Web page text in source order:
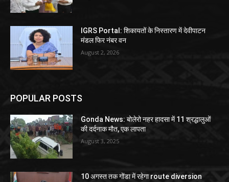
IGRS Portal: शिकायतों के निस्तारण में देवीपाटन
मंडल फिर नंबर वन
August 2, 2026
POPULAR POSTS
Gonda News: बोलेरो नहर हादसा में 11 श्रद्धालुओं
की दर्दनाक मौत, एक लापता
August 3, 2025
10 अगस्त तक गोंडा में रहेगा route diversion